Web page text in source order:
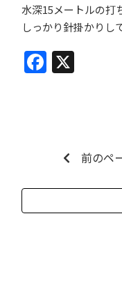
水深15メートルの打
しっかり針掛かりし
前のペ